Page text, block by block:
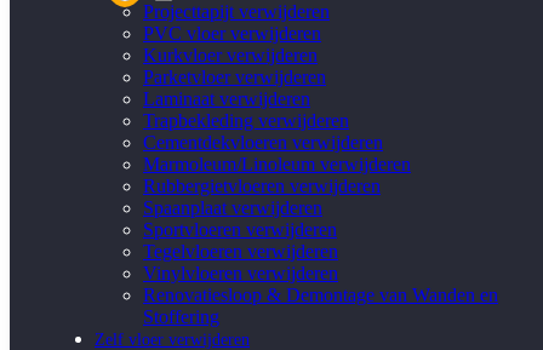
Projecttapijt verwijderen
PVC vloer verwijderen
Kurkvloer verwijderen
Parketvloer verwijderen
Laminaat verwijderen
Trapbekleding verwijderen
Cementdekvloeren verwijderen
Marmoleum/Linoleum verwijderen
Rubbergietvloeren verwijderen
Spaanplaat verwijderen
Sportvloeren verwijderen
Tegelvloeren verwijderen
Vinylvloeren verwijderen
Renovatiesloop & Demontage van Wanden en
Stoffering
Zelf vloer verwijderen